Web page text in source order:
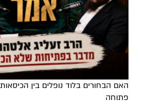
האם הבחורים בלוד נופלים בין
פתוחה